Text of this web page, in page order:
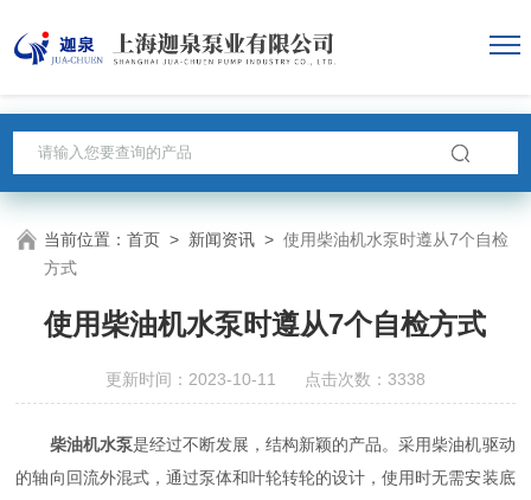
当前位置：首页 > 新闻资讯 >使用柴油机水泵时遵从7个自检
方式
使用柴油机水泵时遵从7个自检方式
更新时间：2023-10-11 点击次数：3338
柴油机水泵是经过不断发展，结构新颖的产品。采用柴油机驱动
的轴向回流外混式，通过泵体和叶轮转轮的设计，使用时无需安装底